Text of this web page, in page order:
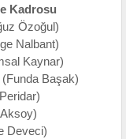
Kadrosu
Özoğul)
Nalbant)
Kaynar)
Başak)
Deveci)